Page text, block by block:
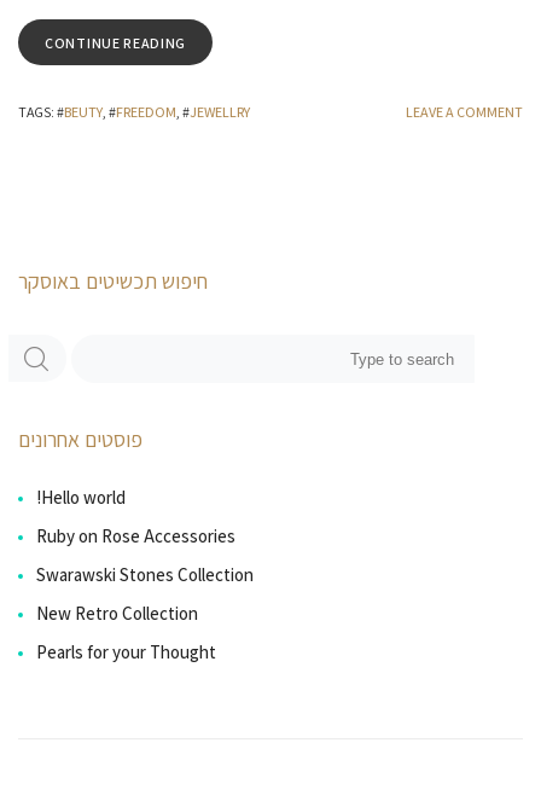
CONTINUE READING
TAGS: #BEUTY , #FREEDOM , #JEWELLRY LEAVE A COMMENT
חיפוש תכשיטים באוסקר
פוסטים אחרונים
Hello world!
Ruby on Rose Accessories
Swarawski Stones Collection
New Retro Collection
Pearls for your Thought